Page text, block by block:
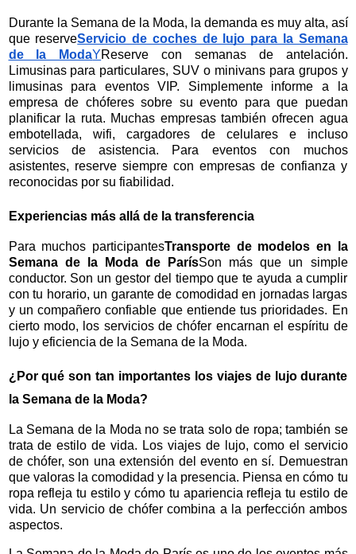
Durante la Semana de la Moda, la demanda es muy alta, así
que reserveServicio de coches de lujo para la Semana
de la ModaYReserve con semanas de antelación.
Limusinas para particulares, SUV o minivans para grupos y
limusinas para eventos VIP. Simplemente informe a la
empresa de chóferes sobre su evento para que puedan
planificar la ruta. Muchas empresas también ofrecen agua
embotellada, wifi, cargadores de celulares e incluso
servicios de asistencia. Para eventos con muchos
asistentes, reserve siempre con empresas de confianza y
reconocidas por su fiabilidad.
Experiencias más allá de la transferencia
Para muchos participantesTransporte de modelos en la
Semana de la Moda de ParísSon más que un simple
conductor. Son un gestor del tiempo que te ayuda a cumplir
con tu horario, un garante de comodidad en jornadas largas
y un compañero confiable que entiende tus prioridades. En
cierto modo, los servicios de chófer encarnan el espíritu de
lujo y eficiencia de la Semana de la Moda.
¿Por qué son tan importantes los viajes de lujo durante
la Semana de la Moda?
La Semana de la Moda no se trata solo de ropa; también se
trata de estilo de vida. Los viajes de lujo, como el servicio
de chófer, son una extensión del evento en sí. Demuestran
que valoras la comodidad y la presencia. Piensa en cómo tu
ropa refleja tu estilo y cómo tu apariencia refleja tu estilo de
vida. Un servicio de chófer combina a la perfección ambos
aspectos.